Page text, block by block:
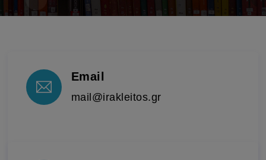
Email
mail@irakleitos.gr